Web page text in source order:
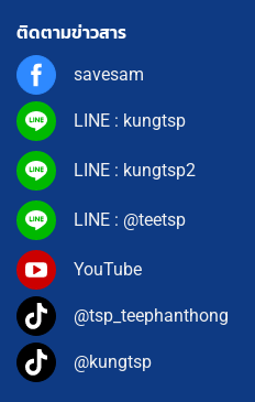
ติดตามข่าวสาร
savesam
LINE : kungtsp
LINE : kungtsp2
LINE : @teetsp
YouTube
@tsp_teephanthong
@kungtsp